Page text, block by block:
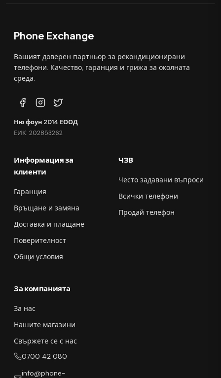
Phone Exchange
Вашият доверен партньор за рекондиционирани
телефони. Качество, гаранция и грижа за околната
среда.
Ню фоун 2014 ЕООД
ЕИК: 202853262
Информация за
клиенти
Гаранция
Връщане и замяна
Доставка и плащане
Поверителност
Общи условия
ЧЗВ
Често задавани въпроси
Всички телефони
Продай телефон
За компанията
За нас
Нашите магазини
Свържете се с нас
0700 42 080
info@phone-